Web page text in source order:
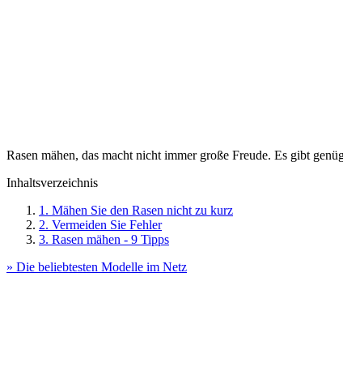
Rasen mähen, das macht nicht immer große Freude. Es gibt
Inhaltsverzeichnis
1. Mähen Sie den Rasen nicht zu kurz
2. Vermeiden Sie Fehler
3. Rasen mähen - 9 Tipps
» Die beliebtesten Modelle im Netz